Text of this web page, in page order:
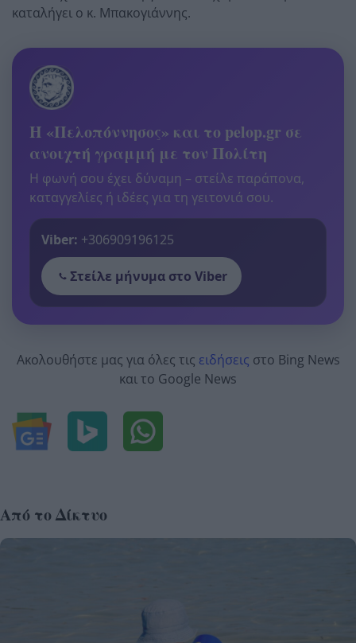
καταλήγει ο κ. Μπακογιάννης.
Η «Πελοπόννησος» και το pelop.gr σε
ανοιχτή γραμμή με τον Πολίτη
Η φωνή σου έχει δύναμη – στείλε παράπονα,
καταγγελίες ή ιδέες για τη γειτονιά σου.
Viber: +306909196125
Στείλε μήνυμα στο Viber
Ακολουθήστε μας για όλες τις ειδήσεις στο Bing News
και το Google News
Από το Δίκτυο